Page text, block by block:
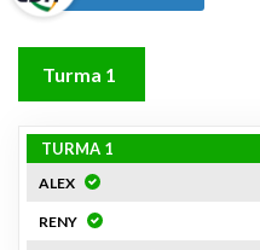
Turma 1
TURMA 1
ALEX
RENY